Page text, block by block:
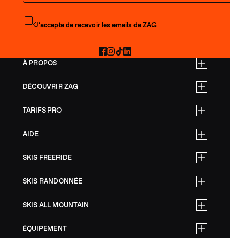
À PROPOS
DÉCOUVRIR ZAG
TARIFS PRO
AIDE
SKIS FREERIDE
SKIS RANDONNÉE
SKIS ALL MOUNTAIN
ÉQUIPEMENT
S'abonner à la newsletter
J’accepte de recevoir les emails de ZAG
Facebook
Instagram
TikTokLinkedIn